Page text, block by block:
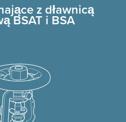
z dławnicą
BSAT i BSA